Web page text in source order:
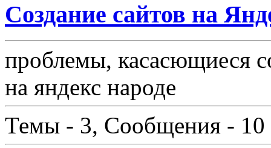
Создание сайтов на
проблемы, касасющиеся
на яндекс народе
Темы - 3, Сообщения - 10